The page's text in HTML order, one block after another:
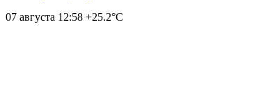
07 августа 12:58 +25.2°С